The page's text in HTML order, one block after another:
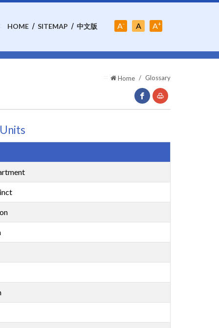
HOME SITEMAP 中文版 A- AFont-
A+
::: Home Glossary